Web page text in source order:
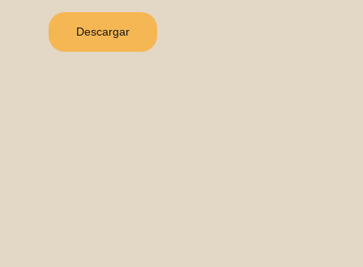
Descargar